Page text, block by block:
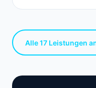
Alle 17 Leistungen